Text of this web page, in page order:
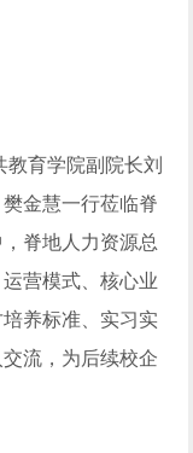
育学院副院长刘
金慧一行莅临脊
脊地人力资源总
营模式、核心业
养标准、实习实
流，为后续校企